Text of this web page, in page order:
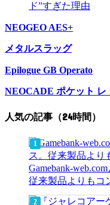
ド”すぎた理由
NEOGEO AES+
メタルスラッグ
Epilogue GB Operato
NEOCADE ポケット レ
人気の記事（24時間）
Gamebank-
従来製品よりもコ